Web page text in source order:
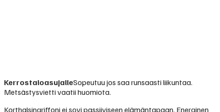
KerrostaloasujalleSopeutuu jos saa runsaasti liikuntaa.
Metsästysvietti vaatii huomiota.
Korthalsingriffoni ei sovi passiiviseen elämäntapaan. Energinen